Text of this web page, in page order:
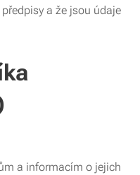
a že jsou údaje
a informacím o jejich